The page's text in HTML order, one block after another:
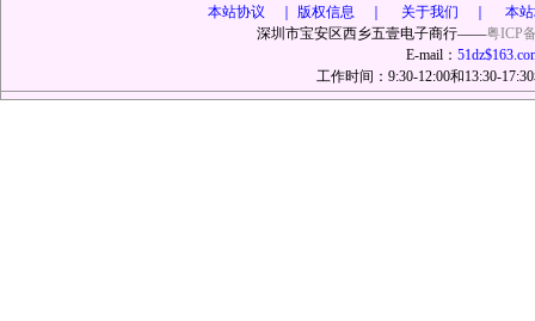
本站协议 ｜
版权信息 ｜ 关于我们 ｜ 本
深圳市宝安区西乡五壹电子商行——粤ICP
E-mail：
工作时间：9:30-12:00和13:30-